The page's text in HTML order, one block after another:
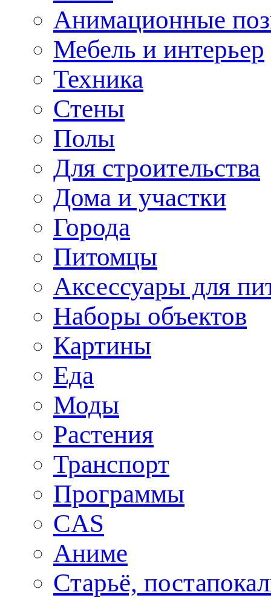
Анимационные
Мебель и интерьер
Техника
Стены
Полы
Для строительства
Дома и участки
Города
Питомцы
Аксессуары для
Наборы объектов
Картины
Еда
Моды
Растения
Транспорт
Программы
CAS
Аниме
Старьё,